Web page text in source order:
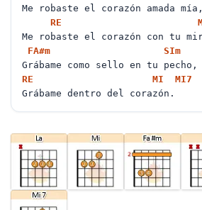
Me robaste el corazón amada
RE
Me robaste el corazón con tu
FA#m SIm
Grábame como sello en tu pecho,
RE
MI MI7
Grábame dentro del corazón.